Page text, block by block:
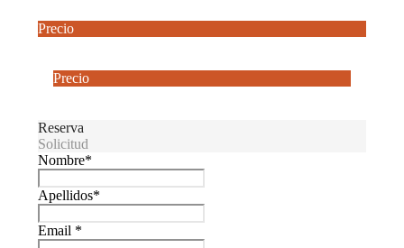
Precio
Precio
Reserva
Solicitud
Nombre*
Apellidos*
Email *